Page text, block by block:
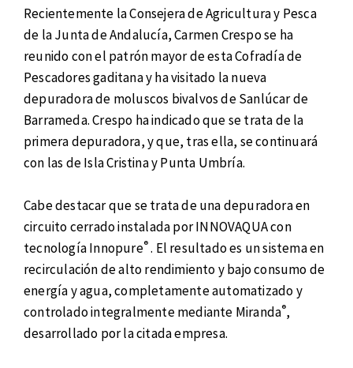
Recientemente la Consejera de Agricultura y Pesca
de la Junta de Andalucía, Carmen Crespo se ha
reunido con el patrón mayor de esta Cofradía de
Pescadores gaditana y ha visitado la nueva
depuradora de moluscos bivalvos de Sanlúcar de
Barrameda. Crespo ha indicado que se trata de la
primera depuradora, y que, tras ella, se continuará
con las de Isla Cristina y Punta Umbría.
Cabe destacar que se trata de una depuradora en
circuito cerrado instalada por INNOVAQUA con
tecnología Innopure®. El resultado es un sistema en
recirculación de alto rendimiento y bajo consumo de
energía y agua, completamente automatizado y
controlado integralmente mediante Miranda®,
desarrollado por la citada empresa.